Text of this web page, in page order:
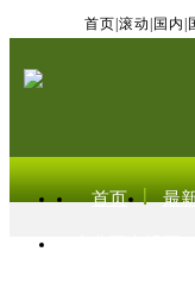
首页 滚动 国内
首页 最